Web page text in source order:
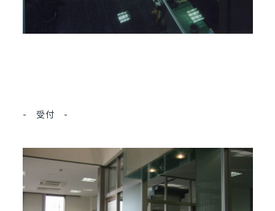
- 受付 -